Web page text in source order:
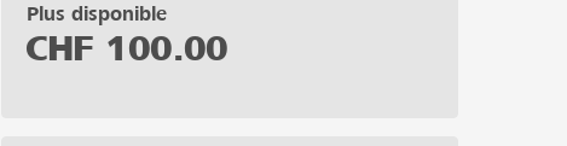
Plus disponible
CHF 100.00